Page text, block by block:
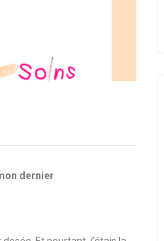
dernier